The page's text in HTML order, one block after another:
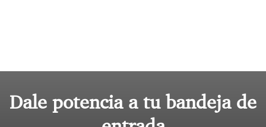
Dale potencia a tu bandeja de